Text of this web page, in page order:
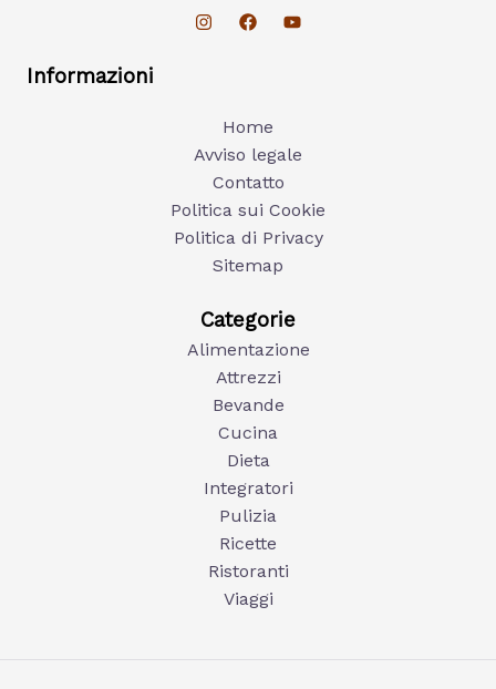
Informazioni
Home
Avviso legale
Contatto
Politica sui Cookie
Politica di Privacy
Sitemap
Categorie
Alimentazione
Attrezzi
Bevande
Cucina
Dieta
Integratori
Pulizia
Ricette
Ristoranti
Viaggi